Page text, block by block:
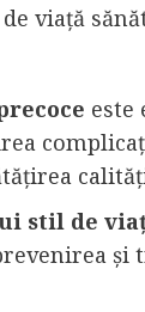
viață
este
stil de
și